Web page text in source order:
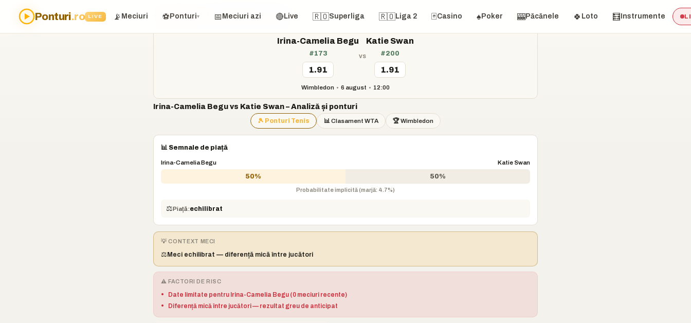
Ponturi.ro LIVE 📡 Meciuri ⚽ Ponturi▾ 📅 Meciuri azi 🔴 Live 🇷🇴Superliga 🇷🇴Liga 2 🃏 Casino ♠️ Poker 🎰 Păcănele 🍀 Loto 🧮 Instrumente
Acasă›Ponturi›Irina-Camelia Begu vs Katie Swan
Irina-Camelia Begu
#173
1.91
vs
Katie Swan
#200
1.91
Wimbledon • 6 august • 12:00
Irina-Camelia Begu vs Katie Swan – Analiză și ponturi
🎾 Ponturi Tenis 📊 Clasament WTA 🏆 Wimbledon
📊 Semnale de piață
Irina-Camelia Begu Katie Swan
50% 50%
Probabilitate implicită (marjă: 4.7%)
⚖️Piață:echilibrat
💡 CONTEXT MECI
⚖️ Meci echilibrat — diferență mică între jucători
⚠️ FACTORI DE RISC
•
Date limitate pentru Irina-Camelia Begu (0 meciuri recente)
•
Diferență mică între jucători — rezultat greu de anticipat